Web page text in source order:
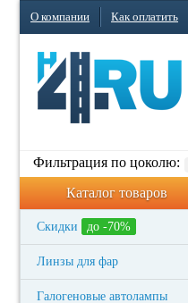
О компании Как оплатить
Фильтрация по цоколю:
Каталог товаров
Скидки до -70%
Линзы для фар
Галогеновые автолампы